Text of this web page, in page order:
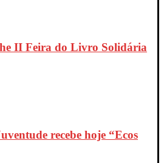
II Feira do Livro Solidária
recebe hoje “Ecos